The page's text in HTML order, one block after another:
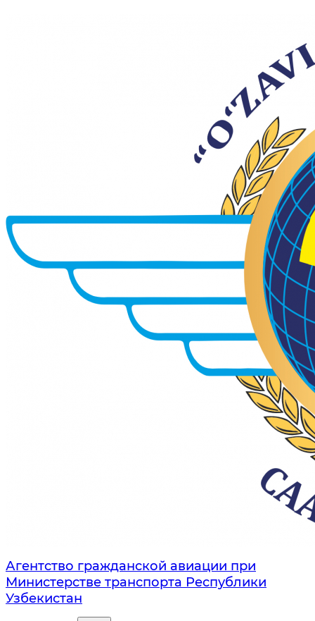
Агентство гражданской авиации при
Министерстве транспорта Республики
Узбекистан